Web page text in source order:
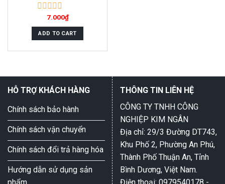
out
of
5
7.000₫
ADD TO CART
HỖ TRỢ KHÁCH HÀNG
Chính sách bảo hành
Chính sách vận chuyển
Chính sách đổi trả hàng hóa
Hướng dẫn sử dụng sản
THÔNG TIN LIÊN HỆ
CÔNG TY TNHH CÔNG
NGHIỆP KIM NGÂN
Địa chỉ: 29/3 Đường DT743,
Khu Phố 2, Phường An Phú,
Thành Phố Thuận An, Tỉnh
Bình Dương, Việt Nam.